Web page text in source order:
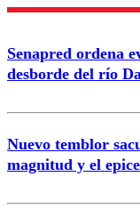
Senapred ordena
desborde del río
Nuevo temblor
magnitud y el